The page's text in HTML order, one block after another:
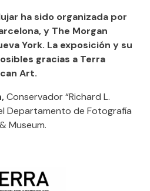
ha sido organizada por
y The Morgan
York. La exposición y su
gracias a Terra
Art.
Conservador “Richard L.
Departamento de Fotografía
Museum.